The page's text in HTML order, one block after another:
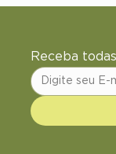
Receba